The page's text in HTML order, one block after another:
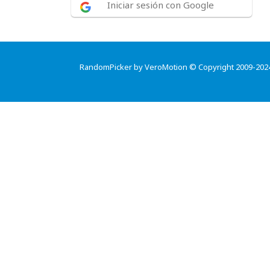
Iniciar sesión con Google
RandomPicker by VeroMotion © Copyright 2009-